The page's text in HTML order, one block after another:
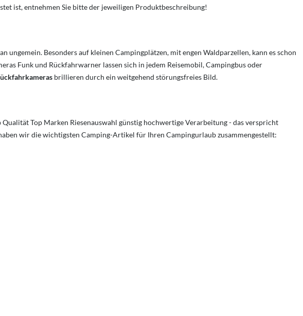
ist, entnehmen Sie bitte der jeweiligen Produktbeschreibung!
Besonders auf kleinen Campingplätzen, mit engen Waldparzellen, kann es schon
Funk und Rückfahrwarner lassen sich in jedem Reisemobil, Campingbus oder
brillieren durch ein weitgehend störungsfreies Bild.
Top Marken Riesenauswahl günstig hochwertige Verarbeitung - das verspricht
wir die wichtigsten Camping-Artikel für Ihren Campingurlaub zusammengestellt: